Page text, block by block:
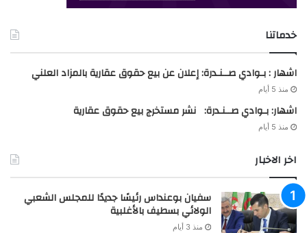
خدماتنا
اشهار : بـوادي صــنـدرة: إعلان عن بيع حقوق عقارية بالمزاد العلني
منذ 5 أيام
اشهار: بـوادي صــنـدرة: نشر مستخرج بيع حقوق عقارية
منذ 5 أيام
اخر الاخبار
سفيان بوعنداس رئيسًا جديدًا للمجلس الشعبي
الولائي بسطيف بالأغلبية
منذ 3 أيام